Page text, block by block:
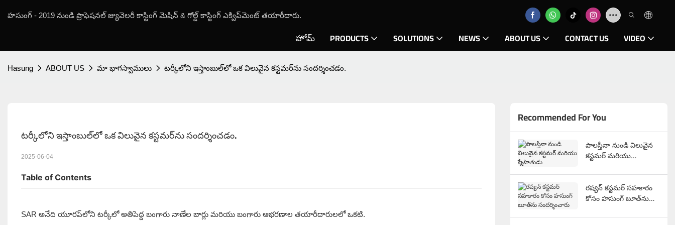
హసుంగ్ - 2019 నుండి ప్రొఫెషనల్ జ్యువెలరీ కాస్టింగ్ మెషిన్ & గోల్డ్ కాస్టింగ్ ఎక్విప్‌మెంట్ తయారీదారు.
హోమ్ PRODUCTS SOLUTIONS NEWS ABOUT US CONTACT US VIDEO
Hasung ABOUT US మా భాగస్వాములు టర్కీలోని ఇస్తాంబుల్‌లో ఒక విలువైన కస్టమర్‌ను సందర్శించడం.
టర్కీలోని ఇస్తాంబుల్‌లో ఒక విలువైన కస్టమర్‌ను సందర్శించడం.
2025-06-04
Table of Contents
SAR అనేది యూరప్‌లోని టర్కీలో అతిపెద్ద బంగారు నాణేల బార్లు మరియు బంగారు ఆభరణాల తయారీదారులలో ఒకటి.
Recommended For You
పాలస్తీనా నుండి విలువైన
కస్టమర్ మరియు
రష్యన్ కస్టమర్ సహకారం
కోసం హసుంగ్ బూత్‌ను